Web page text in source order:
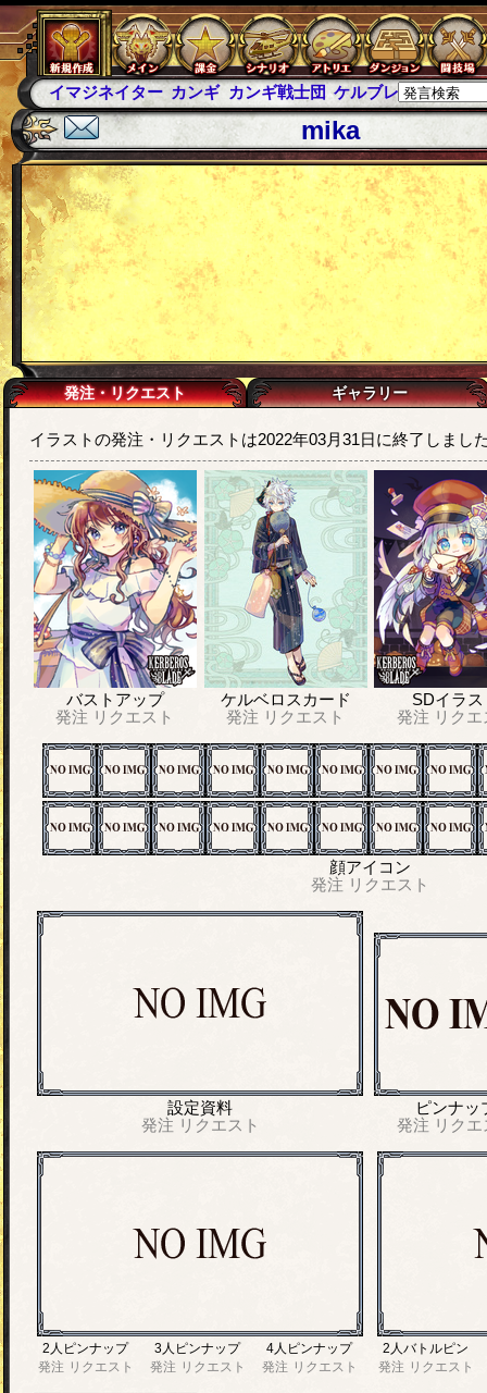
イマジネイター カンギ カンギ戦士団 ケルブレ ケルベロ
mika
発注・リクエスト ギャラリー
イラストの発注・リクエストは2022年03月31日に終了しまし
バストアップ
発注 リクエスト
ケルベロスカード
発注 リクエスト
SDイラス
発注 リク
顔アイコン
発注 リクエスト
設定資料
発注 リクエスト
ピンナッ
発注 リク
2人ピンナップ
発注 リクエスト
3人ピンナップ
発注 リクエスト
4人ピンナップ
発注 リクエスト
2人バトルピン
発注 リクエスト